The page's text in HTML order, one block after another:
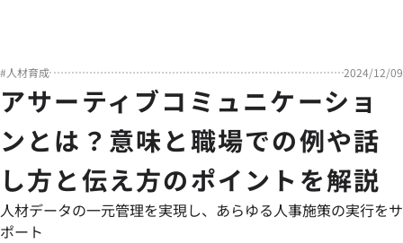
#人材育成 2024/12/09
アサーティブコミュニケーショ
ンとは？意味と職場での例や話
し方と伝え方のポイントを解説
人材データの一元管理を実現し、あらゆる人事施策の実行をサ
ポート